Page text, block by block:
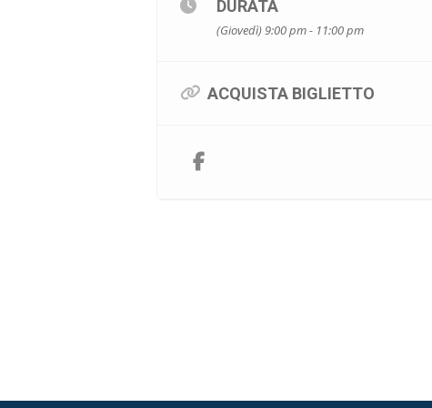
DURATA
(Giovedì) 9:00 pm - 11:00 pm
ACQUISTA BIGLIETTO